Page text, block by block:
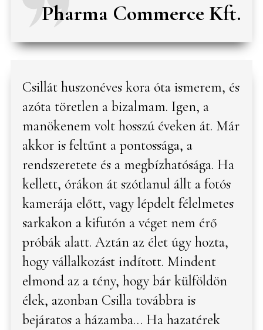
Pharma Commerce Kft.
Csillát huszonéves kora óta ismerem, és
azóta töretlen a bizalmam. Igen, a
manökenem volt hosszú éveken át. Már
akkor is feltűnt a pontossága, a
rendszeretete és a megbízhatósága. Ha
kellett, órákon át szótlanul állt a fotós
kamerája előtt, vagy lépdelt félelmetes
sarkakon a kifutón a véget nem érő
próbák alatt. Aztán az élet úgy hozta,
hogy vállalkozást indított. Mindent
elmond az a tény, hogy bár külföldön
élek, azonban Csilla továbbra is
bejáratos a házamba… Ha hazatérek